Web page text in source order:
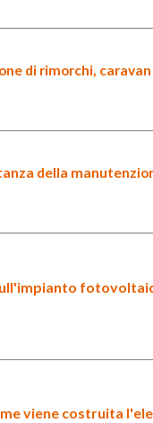
di rimorchi,
della
impianto
viene costruita l'